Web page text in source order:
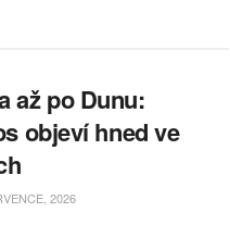
až po Dunu:
objeví hned ve
2026